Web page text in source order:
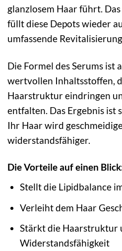
glanzlosem Haar führt.
füllt diese Depots wieder
umfassende Revitalisierung.
Die Formel des Serums ist
wertvollen Inhaltsstoffen,
Haarstruktur eindringen
entfalten. Das Ergebnis ist
Ihr Haar wird
widerstandsfähiger.
Die Vorteile auf einen
Stellt die Lipidbalance
Verleiht dem Haar
Stärkt die Haarstruktur
Widerstandsfähigkeit